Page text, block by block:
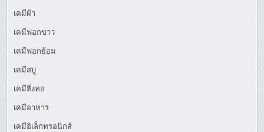
เคมีผ้า
เคมีฟอกขาว
เคมีฟอกย้อม
เคมีสบู่
เคมีสิ่งทอ
เคมีอาหาร
เคมีอิเล็กทรอนิกส์